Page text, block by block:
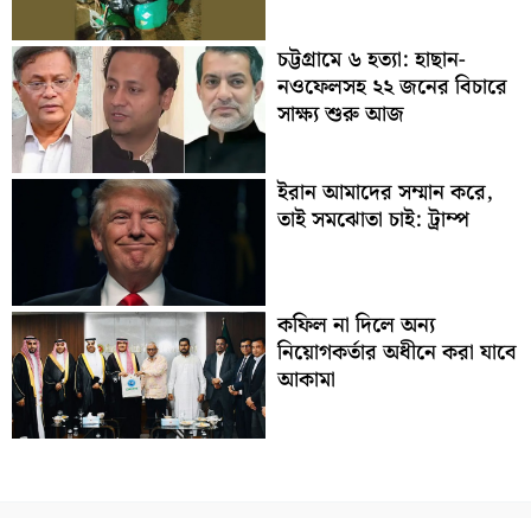
চট্টগ্রামে ৬ হত্যা: হাছান-
নওফেলসহ ২২ জনের বিচারে
সাক্ষ্য শুরু আজ
ইরান আমাদের সম্মান করে,
তাই সমঝোতা চাই: ট্রাম্প
কফিল না দিলে অন্য
নিয়োগকর্তার অধীনে করা যাবে
আকামা